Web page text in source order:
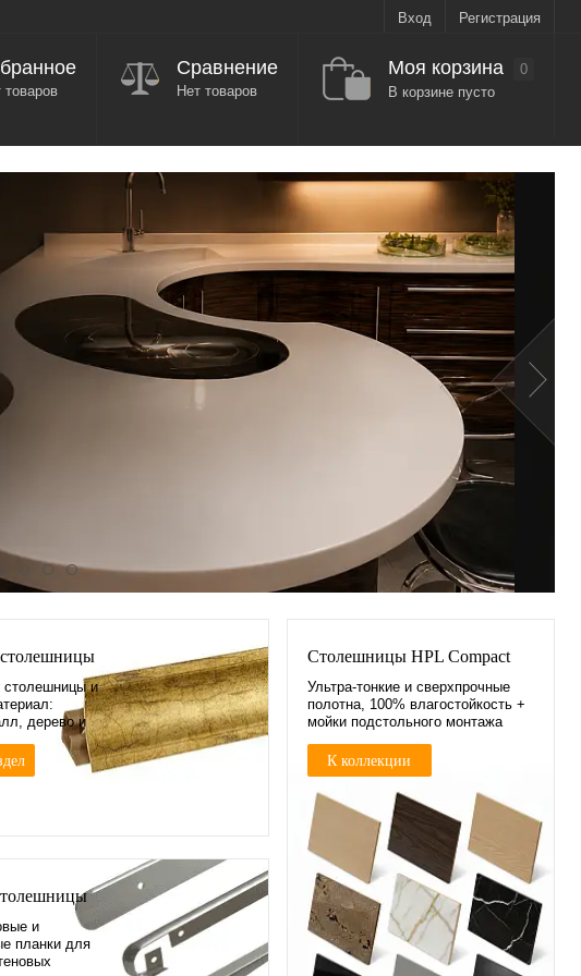
Вход Регистрация
товаров
Сравнение
Нет товаров
Моя корзина
0
В корзине пусто
40мм
до 95%
столешницы и
дерево и
5м. Уголки и
и
планки для
Столешницы HPL Compact
Ультра-тонкие и сверхпрочные
полотна, 100% влагостойкость +
мойки подстольного монтажа
К коллекции